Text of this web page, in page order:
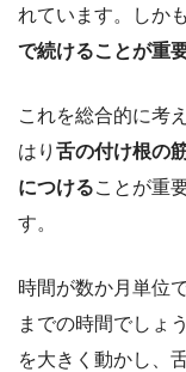
れています。しかも
で続けることが重
これを総合的に考
はり 舌の付け根の
につけることが重
す。
時間が数か月単位
までの時間でしょ
を大きく動かし、